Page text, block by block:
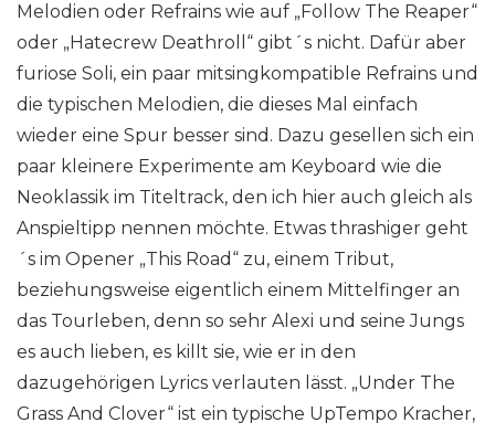
Melodien oder Refrains wie auf „Follow The Reaper“
oder „Hatecrew Deathroll“ gibt´s nicht. Dafür aber
furiose Soli, ein paar mitsingkompatible Refrains und
die typischen Melodien, die dieses Mal einfach
wieder eine Spur besser sind. Dazu gesellen sich ein
paar kleinere Experimente am Keyboard wie die
Neoklassik im Titeltrack, den ich hier auch gleich als
Anspieltipp nennen möchte. Etwas thrashiger geht
´s im Opener „This Road“ zu, einem Tribut,
beziehungsweise eigentlich einem Mittelfinger an
das Tourleben, denn so sehr Alexi und seine Jungs
es auch lieben, es killt sie, wie er in den
dazugehörigen Lyrics verlauten lässt. „Under The
Grass And Clover“ ist ein typische UpTempo Kracher,